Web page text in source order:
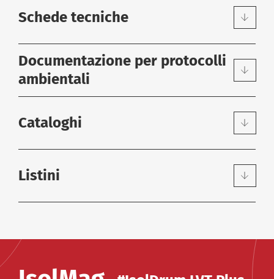
Schede tecniche
PDF - 1 Mb
Documentazione per protocolli
ambientali
Cataloghi
Listini